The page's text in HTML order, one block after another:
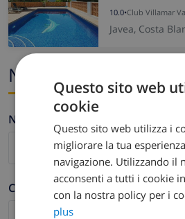
10.0•Club Villamar
Javea, Costa
Nome ed e-mail
Nome *
Cognome *
Questo sito web
cookie
Questo sito web utilizza i
migliorare la tua
navigazione. Utilizzando il
acconsenti a tutti i cookie
con la nostra policy per i
plus